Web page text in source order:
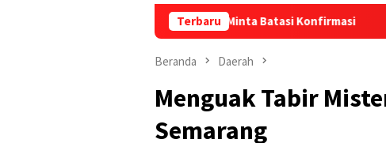
Terbaru
Camat Talang Padang Minta Batasi Konfirmasi Diduga PHK
Beranda Daerah
Menguak Tabir
Semarang